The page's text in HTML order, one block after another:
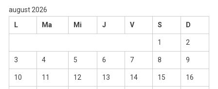
august 2026
L
Ma Mi J V S D
1 2
3 4 5 6 7 8 9
10 11 12 13 14 15 16